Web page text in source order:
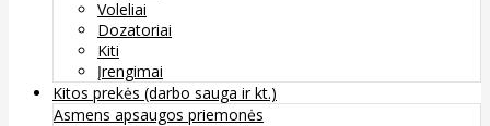
Voleliai
Dozatoriai
Kiti
Įrengimai
Kitos prekės (darbo sauga ir kt.)
Asmens apsaugos priemonės